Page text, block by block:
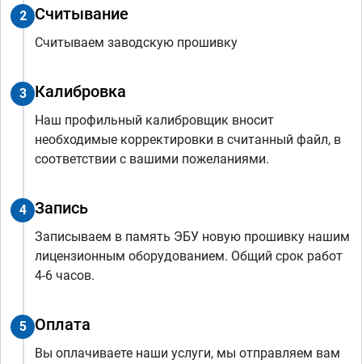
2 Считывание
Считываем заводскую прошивку
3 Калибровка
Наш профильный калибровщик вносит
необходимые корректировки в считанный файл, в
соответствии с вашими пожеланиями.
4 Запись
Записываем в память ЭБУ новую прошивку нашим
лицензионным оборудованием. Общий срок работ
4-6 часов.
5 Оплата
Вы оплачиваете наши услуги, мы отправляем вам